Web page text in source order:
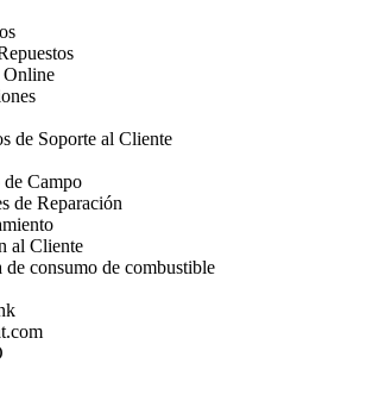
Online
de Soporte al Cliente
Campo
de Reparación
al Cliente
de consumo de combustible